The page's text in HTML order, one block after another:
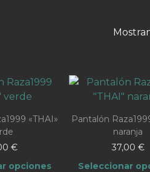
«THAI»
€
opciones
Pantalón
naranja
37,00 €
Seleccionar